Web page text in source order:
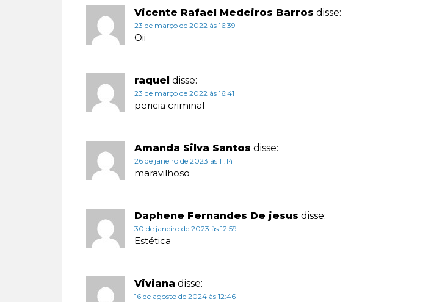
Vicente Rafael Medeiros Barros disse:
23 de março de 2022 às 16:39
Oii
raquel disse:
23 de março de 2022 às 16:41
pericia criminal
Amanda Silva Santos disse:
26 de janeiro de 2023 às 11:14
maravilhoso
Daphene Fernandes De jesus disse:
30 de janeiro de 2023 às 12:59
Estética
Viviana disse:
16 de agosto de 2024 às 12:46